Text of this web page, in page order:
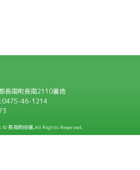
南町長南2110番地
46-1214
長南町役場,All Rights Reserved.